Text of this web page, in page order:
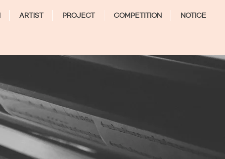
ARTIST PROJECT COMPETITION NOTICE